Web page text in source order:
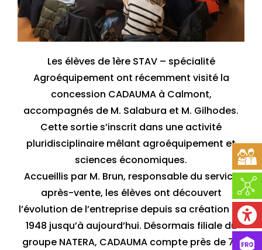
Les élèves de 1ère STAV – spécialité
Agroéquipement ont récemment visité la
concession CADAUMA à Calmont,
accompagnés de M. Salabura et M. Gilhodes.
Cette sortie s’inscrit dans une activité
pluridisciplinaire mêlant agroéquipement et
sciences économiques.
Accueillis par M. Brun, responsable du service
après-vente, les élèves ont découvert
l’évolution de l’entreprise depuis sa création en
1948 jusqu’à aujourd’hui. Désormais filiale du
groupe NATERA, CADAUMA compte près de 70